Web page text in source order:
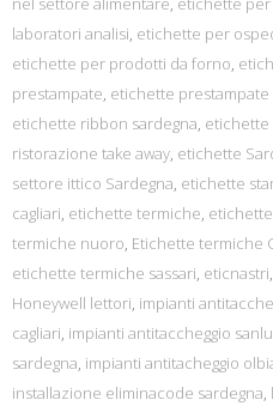
laboratori analisi, etichette per
etichette per prodotti da forno,
prestampate, etichette prestampate
etichette ribbon sardegna, etichette
ristorazione take away, etichette
settore ittico Sardegna, etichette
cagliari, etichette termiche,
termiche nuoro, Etichette termiche
etichette termiche sassari, eticnastri,
Honeywell lettori, impianti
cagliari, impianti antitaccheggio
sardegna, impianti antitacheggio
installazione eliminacode sardegna,